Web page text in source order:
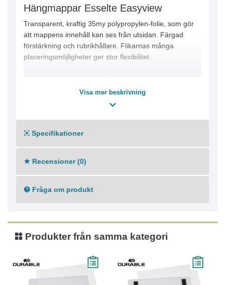
Hängmappar Esselte Easyview
Transparent, kraftig 35my polypropylen-folie, som gör
att mappens innehåll kan ses från utsidan. Färgad
förstärkning och rubrikhållare. Flikarnas många
placeringsmöjligheter ger stor flexibilitet.
Kompatibelt format: A4
Standard Classic rubrikhållare i färgad celloid anpassad
till mappen
Mått: (HxB) 240x315mm.
Färg: Blå, Grön, Röd, Vit
Visa mer beskrivning
Specifikationer
Recensioner (0)
Fråga om produkt
Produkter från samma kategori